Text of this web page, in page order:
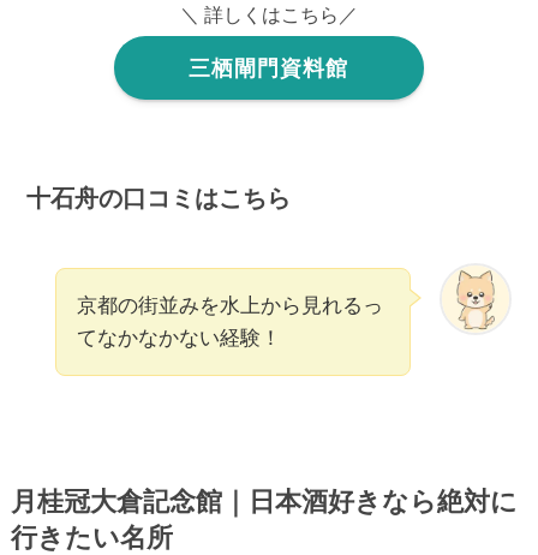
＼ 詳しくはこちら／
三栖閘門資料館
十石舟の口コミはこちら
京都の街並みを水上から見れるっ
てなかなかない経験！
月桂冠大倉記念館｜日本酒好きなら絶対に
行きたい名所